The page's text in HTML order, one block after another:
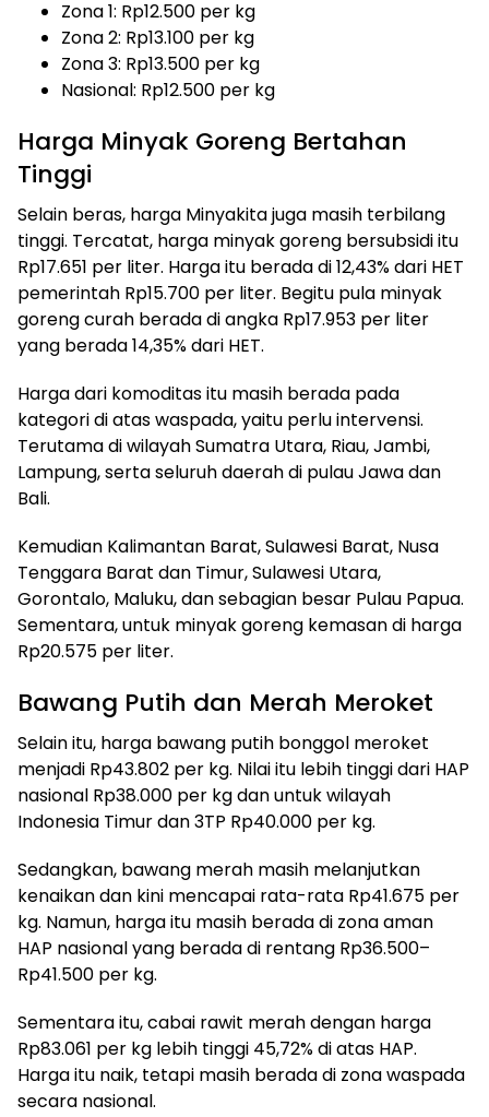
Zona 1: Rp12.500 per kg
Zona 2: Rp13.100 per kg
Zona 3: Rp13.500 per kg
Nasional: Rp12.500 per kg
Harga Minyak Goreng Bertahan
Tinggi
Selain beras, harga Minyakita juga masih terbilang
tinggi. Tercatat, harga minyak goreng bersubsidi itu
Rp17.651 per liter. Harga itu berada di 12,43% dari HET
pemerintah Rp15.700 per liter. Begitu pula minyak
goreng curah berada di angka Rp17.953 per liter
yang berada 14,35% dari HET.
Harga dari komoditas itu masih berada pada
kategori di atas waspada, yaitu perlu intervensi.
Terutama di wilayah Sumatra Utara, Riau, Jambi,
Lampung, serta seluruh daerah di pulau Jawa dan
Bali.
Kemudian Kalimantan Barat, Sulawesi Barat, Nusa
Tenggara Barat dan Timur, Sulawesi Utara,
Gorontalo, Maluku, dan sebagian besar Pulau Papua.
Sementara, untuk minyak goreng kemasan di harga
Rp20.575 per liter.
Bawang Putih dan Merah Meroket
Selain itu, harga bawang putih bonggol meroket
menjadi Rp43.802 per kg. Nilai itu lebih tinggi dari HAP
nasional Rp38.000 per kg dan untuk wilayah
Indonesia Timur dan 3TP Rp40.000 per kg.
Sedangkan, bawang merah masih melanjutkan
kenaikan dan kini mencapai rata-rata Rp41.675 per
kg. Namun, harga itu masih berada di zona aman
HAP nasional yang berada di rentang Rp36.500–
Rp41.500 per kg.
Sementara itu, cabai rawit merah dengan harga
Rp83.061 per kg lebih tinggi 45,72% di atas HAP.
Harga itu naik, tetapi masih berada di zona waspada
secara nasional.